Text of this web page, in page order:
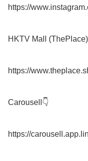
https://
HKTV Mall (ThePlace)
https://
Carousell👇